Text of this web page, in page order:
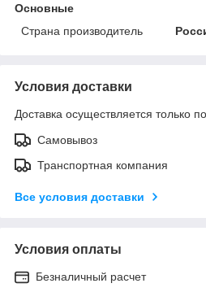
Основные
Страна производитель
Условия доставки
Доставка осуществляется только
Самовывоз
Транспортная компания
Все условия доставки
Условия оплаты
Безналичный расчет